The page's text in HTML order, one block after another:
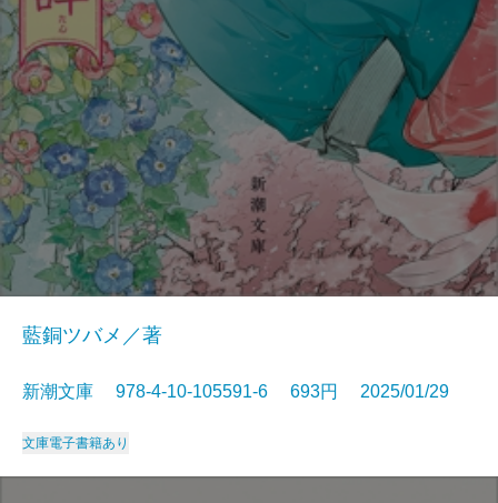
藍銅ツバメ／著
新潮文庫 978-4-10-105591-6 693円 2025/01/29
文庫電子書籍あり